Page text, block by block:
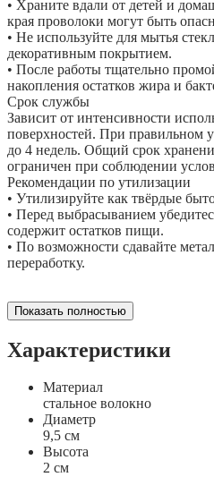
• Храните вдали от детей и
края проволоки могут быть
• Не используйте для мытья
декоративным покрытием.
• После работы тщательно
накопления остатков жира и
Срок службы
Зависит от интенсивности
поверхностей. При правильном
до 4 недель. Общий срок
ограничен при соблюдении
Рекомендации по утилизации
• Утилизируйте как твёрдые
• Перед выбрасыванием
содержит остатков пищи.
• По возможности сдавайте
переработку.
Показать полностью
Характеристики
Материал
стальное волокно
Диаметр
9,5 см
Высота
2 см